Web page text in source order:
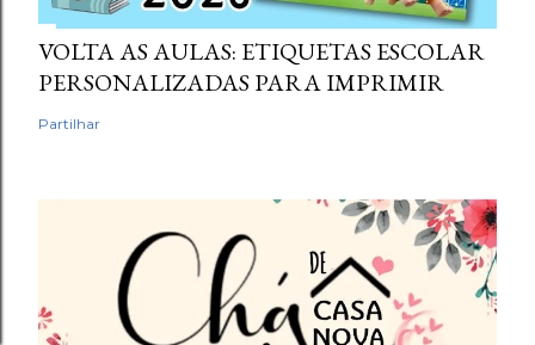
VOLTA AS AULAS: ETIQUETAS ESCOLAR
PERSONALIZADAS PARA IMPRIMIR
Partilhar